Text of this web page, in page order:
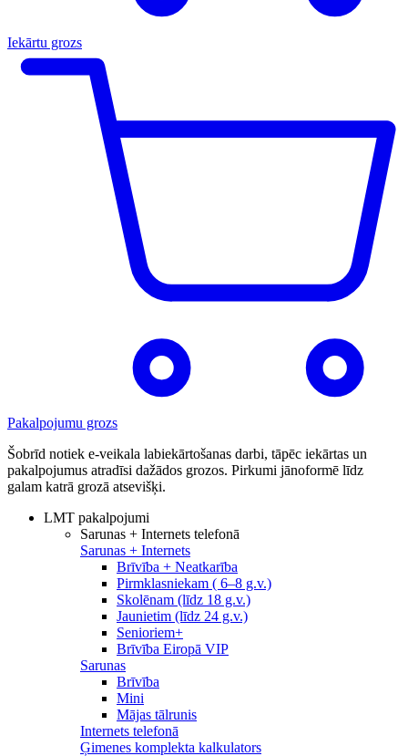
Iekārtu grozs
Pakalpojumu grozs
Šobrīd notiek e-veikala labiekārtošanas darbi, tāpēc iekārtas un
pakalpojumus atradīsi dažādos grozos. Pirkumi jānoformē līdz
galam katrā grozā atsevišķi.
LMT pakalpojumi
Sarunas + Internets telefonā
Sarunas + Internets
Brīvība + Neatkarība
Pirmklasniekam ( 6–8 g.v.)
Skolēnam (līdz 18 g.v.)
Jaunietim (līdz 24 g.v.)
Senioriem+
Brīvība Eiropā VIP
Sarunas
Brīvība
Mini
Mājas tālrunis
Internets telefonā
Ģimenes komplekta kalkulators